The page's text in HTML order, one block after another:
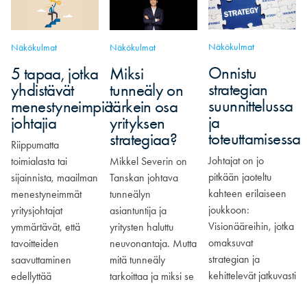
Näkökulmat
5 tapaa, jotka
yhdistävät
menestyneimpiä
johtajia
Riippumatta
toimialasta tai
sijainnista, maailman
menestyneimmät
yritysjohtajat
ymmärtävät, että
tavoitteiden
saavuttaminen
edellyttää
Näkökulmat
Miksi
tunneäly on
tärkein osa
yrityksen
strategiaa?
Mikkel Severin on
Tanskan johtava
tunneälyn
asiantuntija ja
yritysten haluttu
neuvonantaja. Mutta
mitä tunneäly
tarkoittaa ja miksi se
Näkökulmat
Onnistu
strategian
suunnittelussa
ja
toteuttamisessa
Johtajat on jo
pitkään jaoteltu
kahteen erilaiseen
joukkoon:
Visionääreihin, jotka
omaksuvat
strategian ja
kehittelevät jatkuvasti